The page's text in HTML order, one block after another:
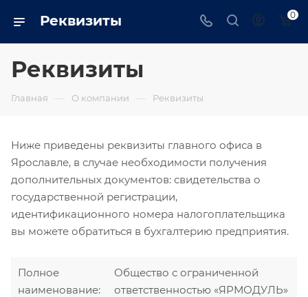
Реквизиты 0
Реквизиты
Главная — О компании — Реквизиты
Ниже приведены реквизиты главного офиса в
Ярославле, в случае необходимости получения
дополнительных документов: свидетельства о
государственной регистрации,
идентификационного номера налогоплательщика
вы можете обратиться в бухгалтерию предприятия.
Полное
наименование:
Общество с ограниченной
ответственностью «ЯРМОДУЛЬ»